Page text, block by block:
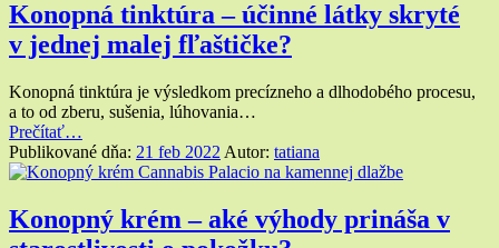
suchú
pokožku”
Konopná tinktúra – účinné látky skryté
v jednej malej fľaštičke?
Konopná tinktúra je výsledkom precízneho a dlhodobého procesu,
a to od zberu, sušenia, lúhovania…
Prečítať“Konopná
tinktúra
–
skryté
…
Publikované dňa: 21 feb 2022 Autor: tatiana
Konopný krém – aké výhody prináša v